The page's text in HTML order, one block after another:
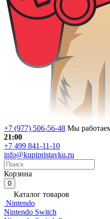
+7 (977) 506-56-48 Мы
21:00
+7 499 841-11-10
info@kupipristavku.ru
Корзина
0
Каталог товаров
Nintendo
Nintendo Switch